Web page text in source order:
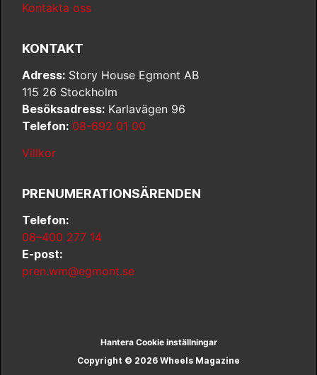
Kontakta oss
KONTAKT
Adress: Story House Egmont AB
115 26 Stockholm
Besöksadress: Karlavägen 96
Telefon: 08-692 01 00
Villkor
PRENUMERATIONSÄRENDEN
Telefon:
08–400 277 14
E-post:
pren.wm@egmont.se
Hantera Cookie inställningar
Copyright © 2026 Wheels Magazine